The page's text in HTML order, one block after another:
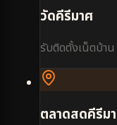
วัดคีรีมาศ
รับติดตั้งเน็ตบ้า
ตลาดสดคีรีม